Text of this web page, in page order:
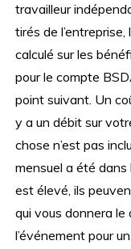
travailleur
tirés de
calculé sur les
pour le compte
point suivant. Un
y a un débit sur
chose n’est pas
mensuel a été dans
est élevé, ils
qui vous donnera le
l’événement pour